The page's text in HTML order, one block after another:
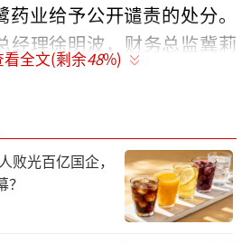
药业给予公开谴责的处分。
经理徐明波，财务总监冀莉
分，对公司董事会秘书梁淑
分。
披露年报显示，2025年已因
失6.11亿元，导致当年归母
元，扣非净利润亏损4613万
看全文(剩余48%)
败光百亿国企，